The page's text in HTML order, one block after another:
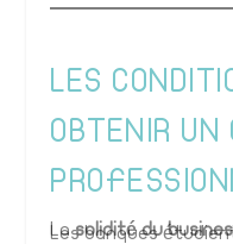
LES
OBTENIR UN
Les banques
Lasolidité du